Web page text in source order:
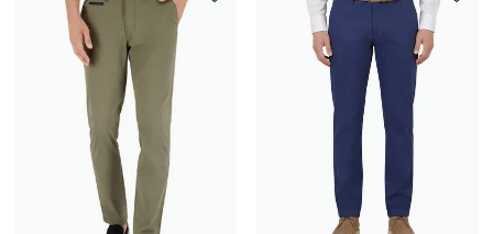
Toevoegen aan favorieten